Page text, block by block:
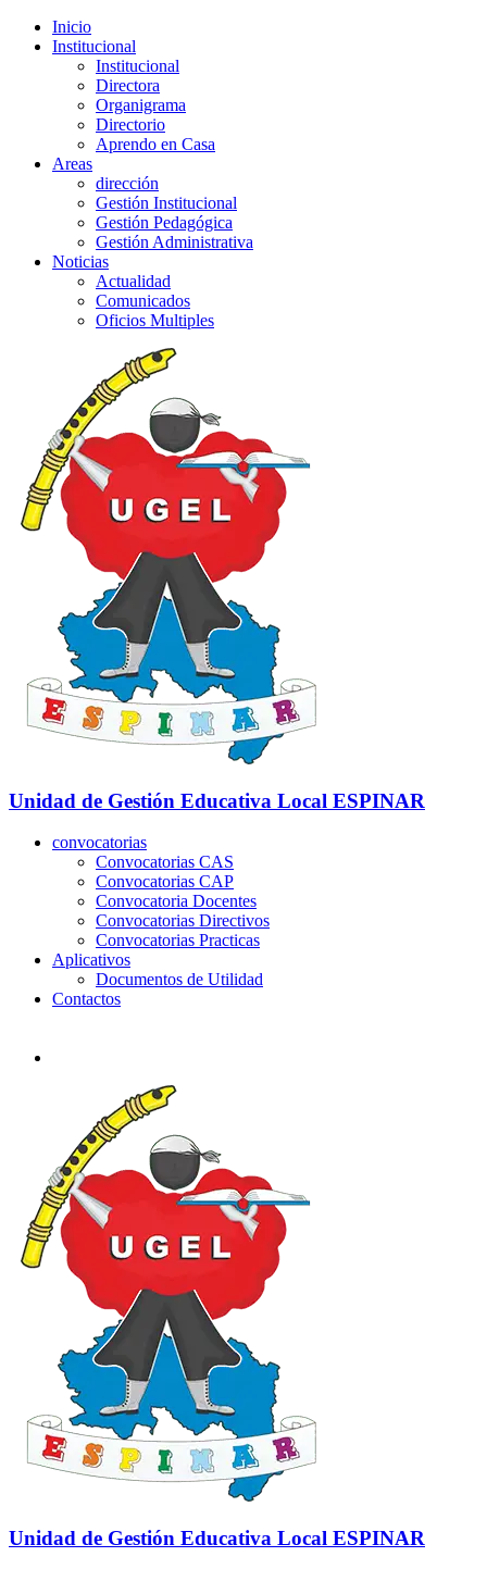
Inicio
Institucional
Institucional
Directora
Organigrama
Directorio
Aprendo en Casa
Areas
dirección
Gestión Institucional
Gestión Pedagógica
Gestión Administrativa
Noticias
Actualidad
Comunicados
Oficios Multiples
Unidad de Gestión Educativa Local ESPINAR
convocatorias
Convocatorias CAS
Convocatorias CAP
Convocatoria Docentes
Convocatorias Directivos
Convocatorias Practicas
Aplicativos
Documentos de Utilidad
Contactos
Unidad de Gestión Educativa Local ESPINAR